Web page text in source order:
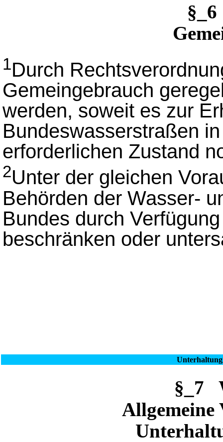
1Durch
Gemeingebrauch
werden, soweit es zur
Bundeswasserstraßen
erforderlichen Zustand
2Unter der gleichen
Behörden der Wasser-
Bundes durch
beschränken oder
Unterhaltung
§_7
Allgemeine